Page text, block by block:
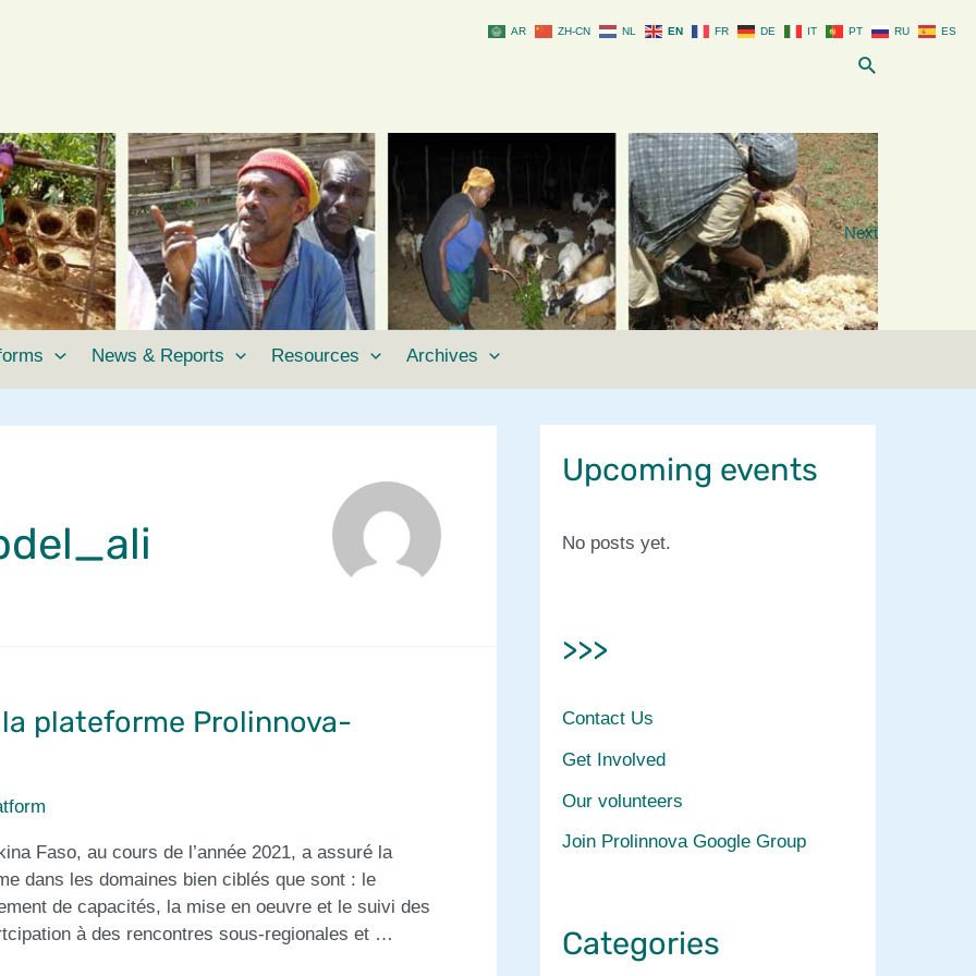
Search
Next
News & Reports Resources Archives
plateforme Prolinnova-
Faso, au cours de l’année 2021, a assuré la
dans les domaines bien ciblés que sont : le
de capacités, la mise en oeuvre et le suivi des
à des rencontres sous-regionales et …
Upcoming events
No posts yet.
>>>
Contact Us
Get Involved
Our volunteers
Join Prolinnova Google Group
Categories
AR ZH-CN NL EN FR DE IT PT RU ES